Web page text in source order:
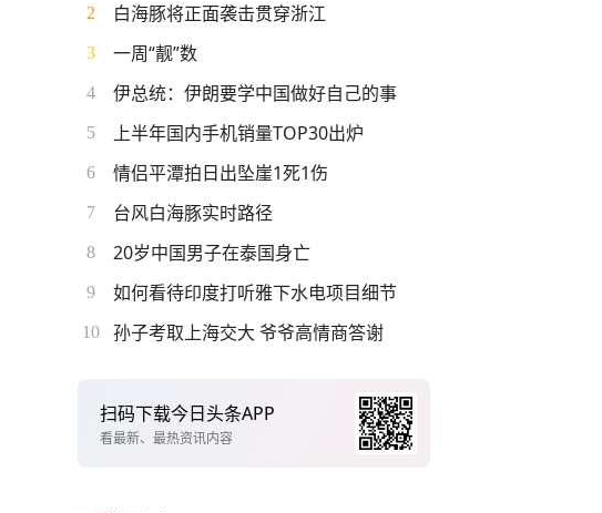
2 白海豚将正面袭击贯穿浙江
3 一周“靓”数
4 伊总统：伊朗要学中国做好自己的事
5 上半年国内手机销量TOP30出炉
6 情侣平潭拍日出坠崖1死1伤
7 台风白海豚实时路径
8 20岁中国男子在泰国身亡
9 如何看待印度打听雅下水电项目细节
10 孙子考取上海交大 爷爷高情商答谢
扫码下载今日头条APP
看最新、最热资讯内容